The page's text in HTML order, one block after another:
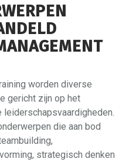
worden diverse
gericht zijn op het
die aan bod
strategisch denken